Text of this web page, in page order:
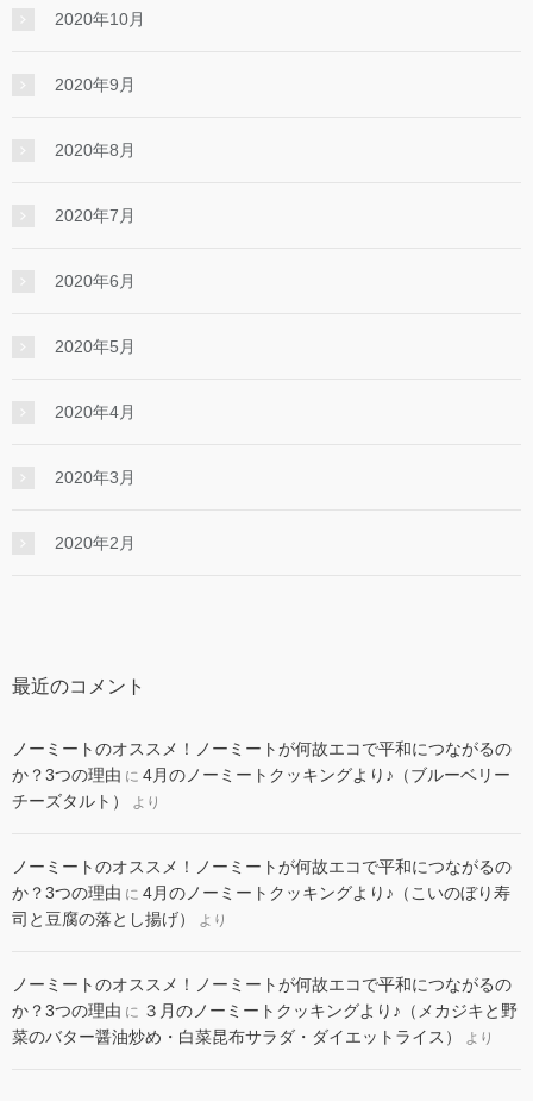
2020年10月
2020年9月
2020年8月
2020年7月
2020年6月
2020年5月
2020年4月
2020年3月
2020年2月
最近のコメント
ノーミートのオススメ！ノーミートが何故エコで平和につながるの
か？3つの理由 に 4月のノーミートクッキングより♪（ブルーベリー
チーズタルト）
より
ノーミートのオススメ！ノーミートが何故エコで平和につながるの
か？3つの理由 に 4月のノーミートクッキングより♪（こいのぼり寿
司と豆腐の落とし揚げ）
より
ノーミートのオススメ！ノーミートが何故エコで平和につながるの
か？3つの理由 に ３月のノーミートクッキングより♪（メカジキと野
菜のバター醤油炒め・白菜昆布サラダ・ダイエットライス）
より